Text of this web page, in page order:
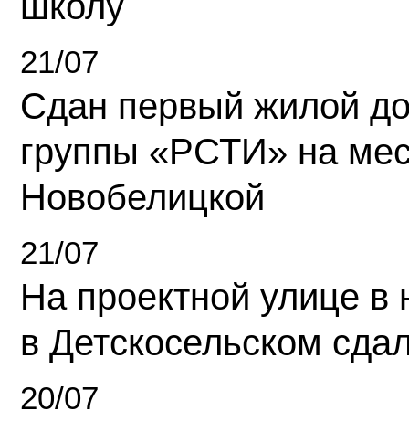
21/07
Сдан первый жилой
группы «РСТИ» на
Новобелицкой
21/07
На проектной улице
в Детскосельском
20/07